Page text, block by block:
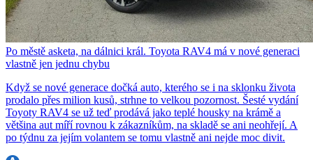
Po městě asketa, na dálnici král. Toyota RAV4 má v nové generaci
vlastně jen jednu chybu
Když se nové generace dočká auto, kterého se i na sklonku života
prodalo přes milion kusů, strhne to velkou pozornost. Šesté vydání
Toyoty RAV4 se už teď prodává jako teplé housky na krámě a
většina aut míří rovnou k zákazníkům, na skladě se ani neohřejí. A
po týdnu za jejím volantem se tomu vlastně ani nejde moc divit.